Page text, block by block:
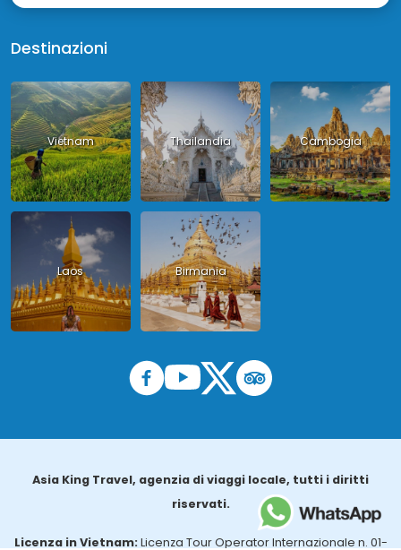
Destinazioni
Vietnam Thailandia Cambogia
Laos Birmania
Asia King Travel, agenzia di viaggi locale, tutti i diritti
riservati.
Licenza in Vietnam: Licenza Tour Operator Internazionale n. 01-